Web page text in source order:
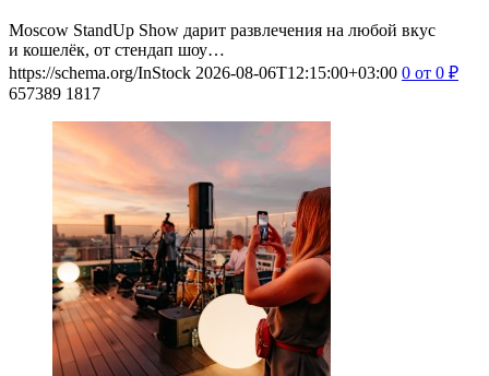
Moscow StandUp Show дарит развлечения на любой вкус
и кошелёк, от стендап шоу…
https://schema.org/InStock 2026-08-06T12:15:00+03:00 0 от 0 ₽
657389 1817